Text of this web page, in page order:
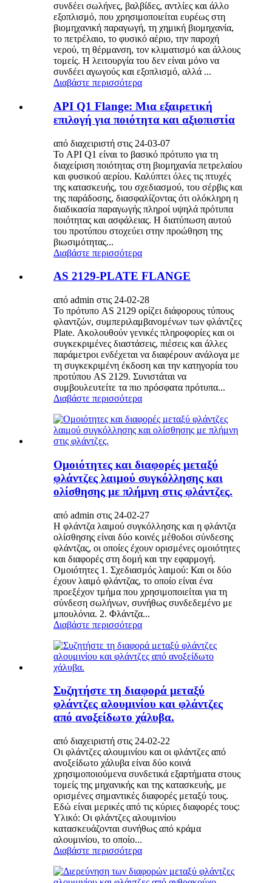
συνδέει σωλήνες, βαλβίδες, αντλίες και άλλο
εξοπλισμό, που χρησιμοποιείται ευρέως στη
βιομηχανική παραγωγή, τη χημική βιομηχανία,
το πετρέλαιο, το φυσικό αέριο, την παροχή
νερού, τη θέρμανση, τον κλιματισμό και άλλους
τομείς. Η λειτουργία του δεν είναι μόνο να
συνδέει αγωγούς και εξοπλισμό, αλλά ...
Διαβάστε περισσότερα
API Q1 Flange: Μια εξαιρετική
επιλογή για ποιότητα και αξιοπιστία
από διαχειριστή στις 24-03-07
Το API Q1 είναι το βασικό πρότυπο για τη
διαχείριση ποιότητας στη βιομηχανία πετρελαίου
και φυσικού αερίου. Καλύπτει όλες τις πτυχές
της κατασκευής, του σχεδιασμού, του σέρβις και
της παράδοσης, διασφαλίζοντας ότι ολόκληρη η
διαδικασία παραγωγής πληροί υψηλά πρότυπα
ποιότητας και ασφάλειας. Η διατύπωση αυτού
του προτύπου στοχεύει στην προώθηση της
βιωσιμότητας...
Διαβάστε περισσότερα
AS 2129-PLATE FLANGE
από admin στις 24-02-28
Το πρότυπο AS 2129 ορίζει διάφορους τύπους
φλαντζών, συμπεριλαμβανομένων των φλάντζες
Plate. Ακολουθούν γενικές πληροφορίες και οι
συγκεκριμένες διαστάσεις, πιέσεις και άλλες
παράμετροι ενδέχεται να διαφέρουν ανάλογα με
τη συγκεκριμένη έκδοση και την κατηγορία του
προτύπου AS 2129. Συνιστάται να
συμβουλευτείτε τα πιο πρόσφατα πρότυπα...
Διαβάστε περισσότερα
Ομοιότητες και διαφορές μεταξύ
φλάντζες λαιμού συγκόλλησης και
ολίσθησης με πλήμνη στις φλάντζες.
από admin στις 24-02-27
Η φλάντζα λαιμού συγκόλλησης και η φλάντζα
ολίσθησης είναι δύο κοινές μέθοδοι σύνδεσης
φλάντζας, οι οποίες έχουν ορισμένες ομοιότητες
και διαφορές στη δομή και την εφαρμογή.
Ομοιότητες 1. Σχεδιασμός λαιμού: Και οι δύο
έχουν λαιμό φλάντζας, το οποίο είναι ένα
προεξέχον τμήμα που χρησιμοποιείται για τη
σύνδεση σωλήνων, συνήθως συνδεδεμένο με
μπουλόνια. 2. Φλάντζα...
Διαβάστε περισσότερα
Συζητήστε τη διαφορά μεταξύ
φλάντζες αλουμινίου και φλάντζες
από ανοξείδωτο χάλυβα.
από διαχειριστή στις 24-02-22
Οι φλάντζες αλουμινίου και οι φλάντζες από
ανοξείδωτο χάλυβα είναι δύο κοινά
χρησιμοποιούμενα συνδετικά εξαρτήματα στους
τομείς της μηχανικής και της κατασκευής, με
ορισμένες σημαντικές διαφορές μεταξύ τους.
Εδώ είναι μερικές από τις κύριες διαφορές τους:
Υλικό: Οι φλάντζες αλουμινίου
κατασκευάζονται συνήθως από κράμα
αλουμινίου, το οποίο...
Διαβάστε περισσότερα